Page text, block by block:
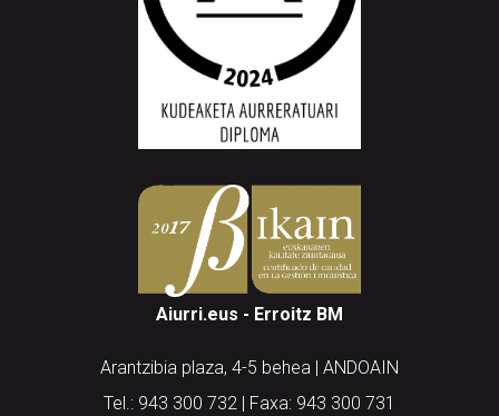
Aiurri.eus - Erroitz BM
Arantzibia plaza, 4-5 behea | ANDOAIN
Tel.: 943 300 732 | Faxa: 943 300 731